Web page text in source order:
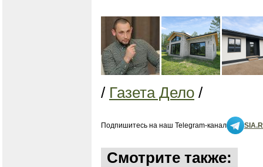
/ Газета Дело /
Подпишитесь на наш Telegram-канал
Смотрите также: